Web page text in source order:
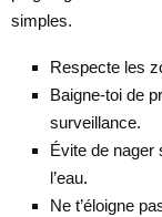
simples.
Respecte les
Baigne-toi de
surveillance.
Évite de nager
l’eau.
Ne t’éloigne